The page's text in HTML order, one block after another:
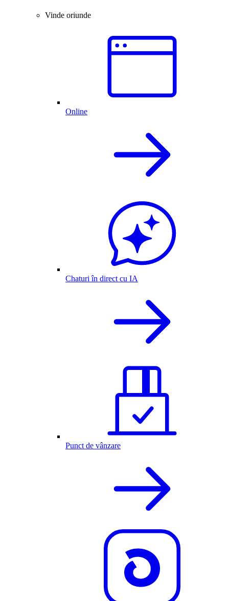
Vinde oriunde
Online
Chaturi în direct cu IA
Punct de vânzare